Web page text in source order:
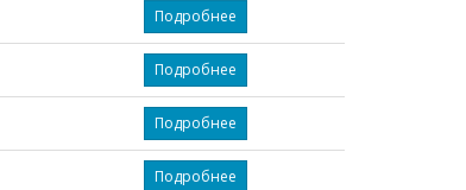
Подробнее
Подробнее
Подробнее
Подробнее